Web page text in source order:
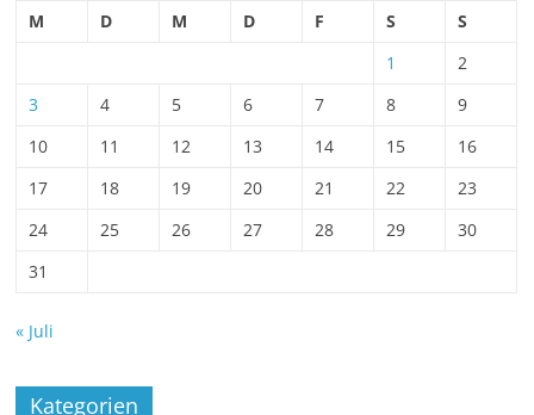
M
D M D F S
S
1
2
3
4 5 6 7 8
9
10
11 12 13 14 15
16
17
18 19 20 21 22
23
24
25 26 27 28 29
30
31
« Juli
Kategorien